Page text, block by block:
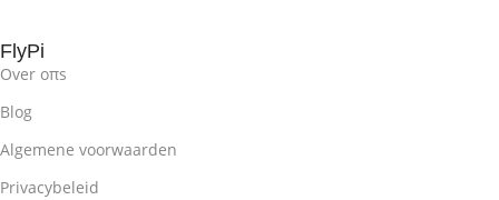
FlyPi
Over oπs
Blog
Algemene voorwaarden
Privacybeleid